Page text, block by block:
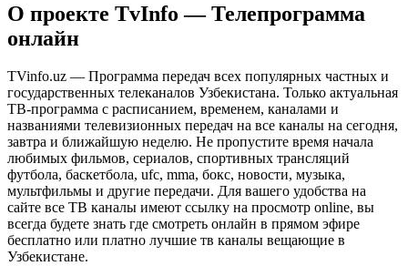
О проекте TvInfo — Телепрограмма
онлайн
TVinfo.uz — Программа передач всех популярных частных и
государственных телеканалов Узбекистана. Только актуальная
ТВ-программа с расписанием, временем, каналами и
названиями телевизионных передач на все каналы на сегодня,
завтра и ближайшую неделю. Не пропустите время начала
любимых фильмов, сериалов, спортивных трансляций
футбола, баскетбола, ufc, mma, бокс, новости, музыка,
мультфильмы и другие передачи. Для вашего удобства на
сайте все ТВ каналы имеют ссылку на просмотр online, вы
всегда будете знать где смотреть онлайн в прямом эфире
бесплатно или платно лучшие тв каналы вещающие в
Узбекистане.